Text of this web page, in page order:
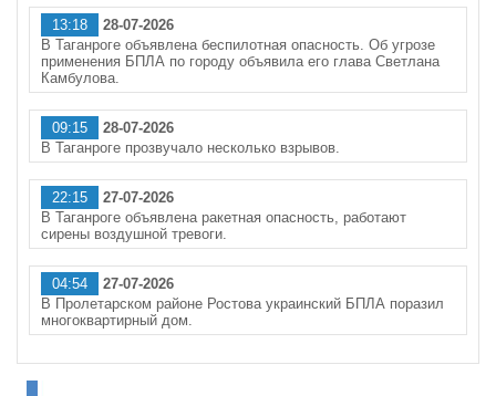
13:18
28-07-2026
В Таганроге объявлена беспилотная опасность. Об угрозе
применения БПЛА по городу объявила его глава Светлана
Камбулова.
09:15
28-07-2026
В Таганроге прозвучало несколько взрывов.
22:15
27-07-2026
В Таганроге объявлена ракетная опасность, работают
сирены воздушной тревоги.
04:54
27-07-2026
В Пролетарском районе Ростова украинский БПЛА поразил
многоквартирный дом.